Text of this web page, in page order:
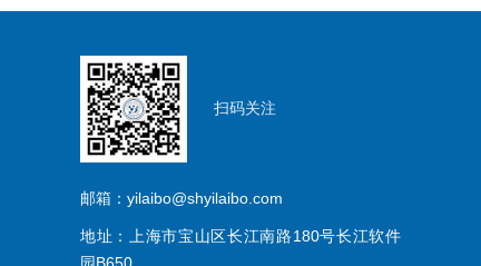
扫码关注
邮箱：yilaibo@shyilaibo.com
地址：上海市宝山区长江南路180号长江软件